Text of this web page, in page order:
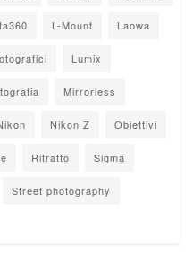
L-Mount Laowa
Lumix
Mirrorless
Nikon Z Obiettivi
Ritratto Sigma
Street photography